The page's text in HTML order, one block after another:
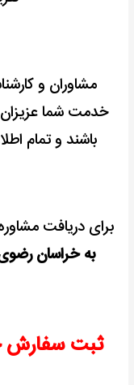
مشاوران و
خدمت شما
باشند و تمام
برای دریافت
به خراسان
ثبت سفارش